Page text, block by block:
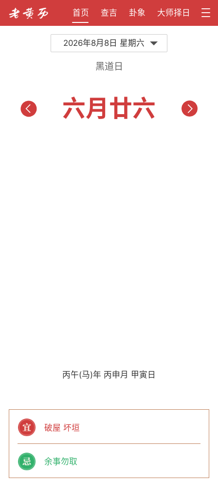
首页 查吉 卦象 大师择日
2026年8月8日 星期六
黑道日
六月廿六
丙午(马)年 丙申月 甲寅日
破屋 坏垣
余事勿取